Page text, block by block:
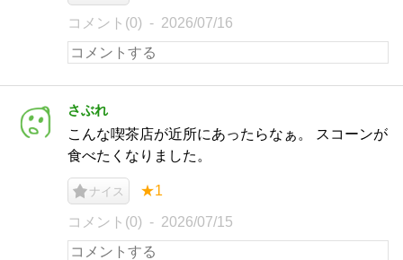
コメント(0) 2026/07/16
さぶれ
こんな喫茶店が近所にあったらなぁ。 スコーンが
食べたくなりました。
ナイス ★1
コメント(0) 2026/07/15